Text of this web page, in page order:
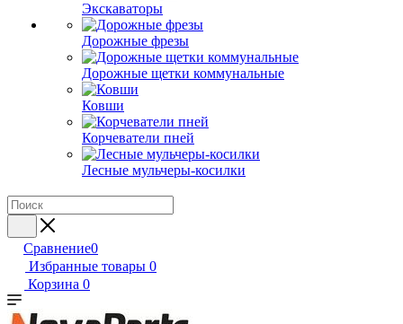
Экскаваторы
Дорожные фрезы
Дорожные щетки коммунальные
Ковши
Корчеватели пней
Лесные мульчеры-косилки
Сравнение0
Избранные товары 0
Корзина 0